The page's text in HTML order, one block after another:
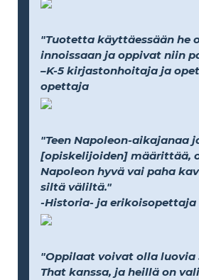
"Tuotetta käyttäessään he
innoissaan ja oppivat niin
–K-5 kirjastonhoitaja ja
opettaja
"Teen Napoleon-aikajanaa
[opiskelijoiden] määrittää,
Napoleon hyvä vai paha
siltä väliltä."
-Historia- ja erikoisopettaja
"Oppilaat voivat olla luovia
That kanssa, ja heillä on